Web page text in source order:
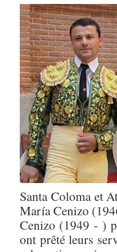
Santa Coloma et
María Cenizo
Cenizo (1949 - )
ont prêté leurs